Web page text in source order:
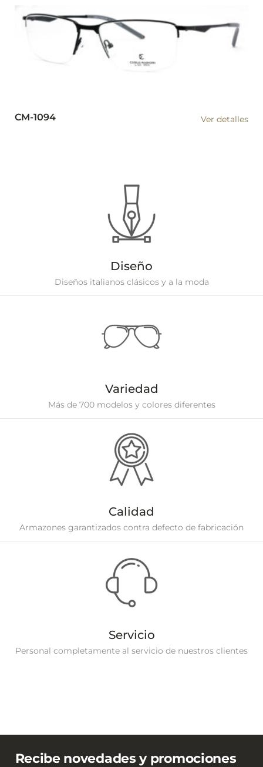
CM-1094 Ver detalles
Diseño
Diseños italianos clásicos y a la moda
Variedad
Más de 700 modelos y colores diferentes
Calidad
Armazones garantizados contra defecto de fabricación
Servicio
Personal completamente al servicio de nuestros clientes
Recibe novedades y promociones